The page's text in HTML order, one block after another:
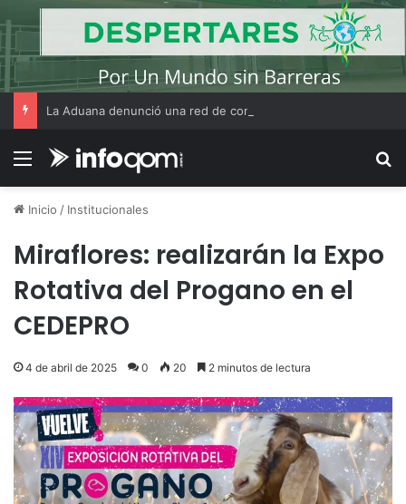
Menú
Inicio / Institucionales
Miraflores: realizarán la Expo
Rotativa del Progano en el
CEDEPRO
4 de abril de 2025 0 20 2 minutos de lectura